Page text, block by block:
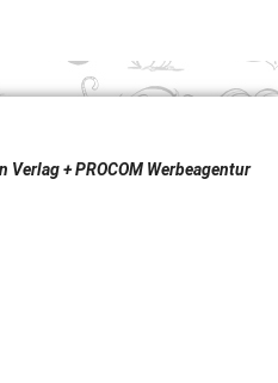
+ PROCOM Werbeagentur